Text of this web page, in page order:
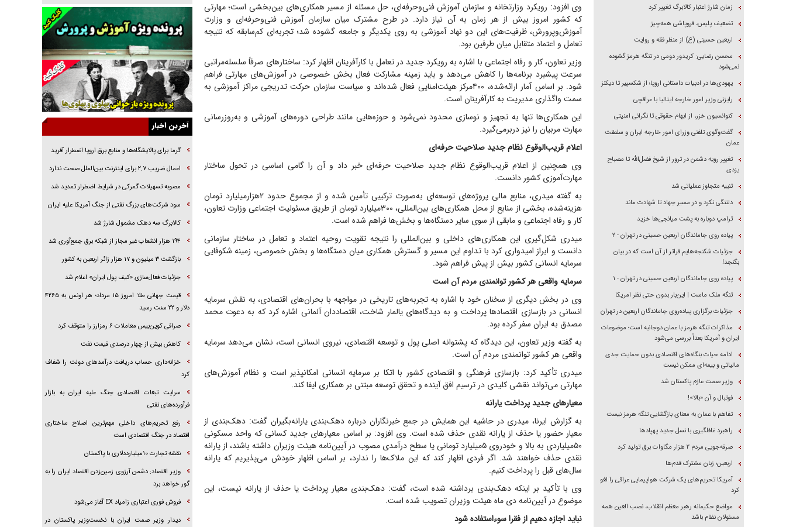
وی افزود: رویکرد وزارتخانه و سازمان آموزش فنی‌و‌حرفه‌ای، حل مسئله از مسیر همکاری‌های بین‌بخشی است؛ مهارتی
که کشور امروز بیش از هر زمان به آن نیاز دارد. در طرح مشترک میان سازمان آموزش فنی‌و‌حرفه‌ای و وزارت
آموزش‌وپرورش، ظرفیت‌های این دو نهاد آموزشی به روی یکدیگر و جامعه گشوده شد؛ تجربه‌ای کم‌سابقه که نتیجه
تعامل و اعتماد متقابل میان طرفین بود.
وزیر تعاون، کار و رفاه اجتماعی با اشاره به رویکرد جدید در تعامل با کارآفرینان اظهار کرد: ساختار‌های صرفاً سلسله‌مراتبی
سرعت پیشبرد برنامه‌ها را کاهش می‌دهد و باید زمینه مشارکت فعال بخش خصوصی در آموزش‌های مهارتی فراهم
شود. بر اساس آمار ارائه‌شده، ۴۰۰مرکز هیئت‌امنایی فعال شده‌اند و سیاست سازمان حرکت تدریجی مراکز آموزشی به
سمت واگذاری مدیریت به کارآفرینان است.
این همکاری‌ها تنها به تجهیز و نوسازی محدود نمی‌شود و حوزه‌هایی مانند طراحی دوره‌های آموزشی و به‌روزرسانی
مهارت مربیان را نیز دربرمی‌گیرد.
اعلام قریب‌الوقوع نظام جدید صلاحیت حرفه‌ای
وی همچنین از اعلام قریب‌الوقوع نظام جدید صلاحیت حرفه‌ای خبر داد و آن را گامی اساسی در تحول ساختار
مهارت‌آموزی کشور دانست.
به گفته میدری، منابع مالی پروژه‌های توسعه‌ای به‌صورت ترکیبی تأمین شده و از مجموع حدود ۲هزار‌میلیارد تومان
هزینه‌شده، بخشی از منابع از محل همکاری‌های بین‌المللی، ۳۰۰‌میلیارد تومان از طریق مسئولیت اجتماعی وزارت تعاون،
کار و رفاه اجتماعی و مابقی از سوی سایر دستگاه‌ها و بخش‌ها فراهم شده است.
میدری شکل‌گیری این همکاری‌های داخلی و بین‌المللی را نتیجه تقویت روحیه اعتماد و تعامل در ساختار سازمانی
دانست و ابراز امیدواری کرد با تداوم این مسیر و گسترش همکاری میان دستگاه‌ها و بخش خصوصی، زمینه شکوفایی
سرمایه انسانی کشور بیش از پیش فراهم شود.
سرمایه واقعی هر کشورتوانمندی مردم آن است
وی در بخش دیگری از سخنان خود با اشاره به تجربه‌های تاریخی در مواجهه با بحران‌های اقتصادی، به نقش سرمایه
انسانی در بازسازی اقتصاد‌ها پرداخت و به دیدگاه‌های یالمار شاخت، اقتصاددان آلمانی اشاره کرد که به دعوت محمد
مصدق به ایران سفر کرده بود.
به گفته وزیر تعاون، این دیدگاه که پشتوانه اصلی پول و توسعه اقتصادی، نیروی انسانی است، نشان می‌دهد سرمایه
واقعی هر کشور توانمندی مردم آن است.
میدری تأکید کرد: بازسازی فرهنگی و اقتصادی کشور با اتکا بر سرمایه انسانی امکانپذیر است و نظام آموزش‌های
مهارتی می‌تواند نقشی کلیدی در ترسیم افق آینده و تحقق توسعه مبتنی بر همکاری ایفا کند.
معیار‌های جدید پرداخت یارانه
به گزارش ایرنا، میدری در حاشیه این همایش در جمع خبرنگاران درباره دهک‌بندی یارانه‌بگیران گفت: دهک‌بندی از
معیار حضور یا حذف از یارانه نقدی حذف شده است. وی افزود: بر اساس معیار‌های جدید کسانی که واحد مسکونی
۵۰‌میلیاردی به بالا و خودروی ۵‌میلیارد تومانی یا سطح درآمدی مصوب در آیین‌نامه هیئت وزیران داشته باشند، از یارانه
نقدی حذف خواهند شد. اگر فردی اظهار کند که این ملاک‌ها را ندارد، بر اساس اظهار خودش می‌پذیریم که یارانه
سال‌های قبل را پرداخت کنیم.
وی با تأکید بر اینکه دهک‌بندی برداشته شده است، گفت: دهک‌بندی معیار پرداخت یا حذف از یارانه نیست، این
موضوع در آیین‌نامه دی ماه هیئت وزیران تصویب شده است.
نباید اجازه دهیم از فقرا سوءاستفاده شود
زمان شارژ اعتبار کالابرگ تغییر کرد
تضعیف پلیس، فروپاشی همه‌چیز
اربعین حسینی (ع) از منظر فقه و روایت
محسن رضایی: کریدور دومی در تنگه هرمز گشوده
نمی‌شود
یهودی‌ها در ادبیات داستانی اروپا؛ از شکسپیر تا دیکنز
رایزنی وزیر امور خارجه ایتالیا با عراقچی
کنوانسیون خزر، از ابهام حقوقی تا نگرانی امنیتی
گفت‌وگوی تلفنی وزرای امور خارجه ایران و سلطنت
عمان
تغییر رویه دشمن در ترور از شیخ فضل‌الله تا مصباح
یزدی
تنبیه متجاوز عملیاتی شد
دلتنگی نکرد و در مسیر جهاد تا شهادت ماند
ترامپ دوباره به پشت میانجی‌ها خزید
پیاده روی جاماندگان اربعین حسینی در تهران - ۲
جزئیات شکنجه‌هایم فراتر از آن است که در بیان
بگنجد!
پیاده روی جاماندگان اربعین حسینی در تهران - ۱
تنگه ملک ماست | این‌بار بدون حتی نظر امریکا
جزئیات برگزاری پیاده‌روی جاماندگان اربعین در تهران
مذاکرات تنگه هرمز با عمان دوجانبه است؛ موضوعات
ایران و آمریکا بعداً بررسی می‌شود
ادامه حیات بنگاه‌های اقتصادی بدون حمایت جدی
مالیاتی و بیمه‌ای ممکن نیست
وزیر صمت عازم پاکستان شد
فوتبال و آن «بالا»!
تفاهم با عمان به معنای بازگشایی تنگه هرمز نیست
راهبرد غافلگیری با نسل جدید پهپاد‌ها
صرفه‌جویی مردم ۲ هزار مگاوات برق تولید کرد
اربعین؛ زبان مشترک قدم‌ها
آمریکا تحریم‌های یک شرکت هواپیمایی عراقی را لغو
کرد
مواضع حکیمانه رهبر معظم انقلاب، نصب العین همه
مسئولان نظام باشد
تغییر رویه دشمن در ترور از شیخ فضل‌الله تا مصباح
خرید قسطی اولش خنده و آخرش گریه است!
فوتبال و آن «بالا»!
راهبرد غافلگیری با نسل جدید پهپاد‌ها
جنجال پزشکان تقلبی در صنعت زیبایی
یهودی‌ها در ادبیات داستانی اروپا؛ از شکسپیر تا
دیکنز
خواهرم فرمانده جهادی و اهل خدمت بی‌منت بود
جزئیات شکنجه‌هایم فراتر از آن است که در بیان
برابر یورش به پاسگاه‌های پلیس
آخرین اخبار
گرما برای پالایشگاه‌ها و منابع برق اروپا اضطرار آفرید
اعمال ضریب ۲.۷ برای اینترنت بین‌الملل صحت ندارد
مصوبه تسهیلات گمرکی در شرایط اضطرار تمدید شد
سود شرکت‌های بزرگ نفتی از جنگ آمریکا علیه ایران
کالابرگ سه دهک مشمول شارژ شد
۱۹۴ هزار انشعاب غیر مجاز از شبکه برق جمع‌آوری شد
بازگشت ۳ میلیون و ۱۷ هزار زائر اربعین به کشور
جزئیات فعال‌سازی «کیف پول ایران» اعلام شد
قیمت جهانی طلا امروز ۱۵ مرداد؛ هر اونس به ۴۲۶۵
دلار و ۲۲ سنت رسید
صرافی کوین‌بیس معاملات ۶ رمزارز را متوقف کرد
کاهش بیش از چهار درصدی قیمت نفت
خزانه‌داری حساب دریافت درآمد‌های دولت را شفاف
کرد
سرایت تبعات اقتصادی جنگ علیه ایران به بازار
فرآورده‌های نفتی
رفع تحریم‌های داخلی مهم‌ترین اصلاح ساختاری
اقتصاد در جنگ اقتصادی است
نقشه تجارت ۱۰میلیارددلاری با پاکستان
وزیر اقتصاد: دشمن آرزوی زمین‌زدن اقتصاد ایران را به
گور خواهد برد
فروش فوری اعتباری زامیاد EX آغاز می‌شود
دیدار وزیر صمت ایران با نخست‌وزیر پاکستان در